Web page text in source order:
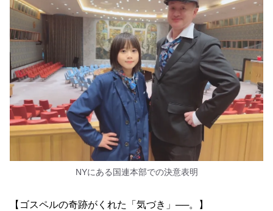
NYにある国連本部での決意表明
【ゴスペルの奇跡がくれた「気づき」──。】